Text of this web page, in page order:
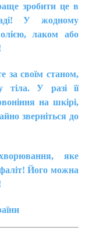
зробити це в
У жодному
лаком або
за своїм станом,
тіла. У разі її
на шкірі,
зверніться до
яке
Його можна